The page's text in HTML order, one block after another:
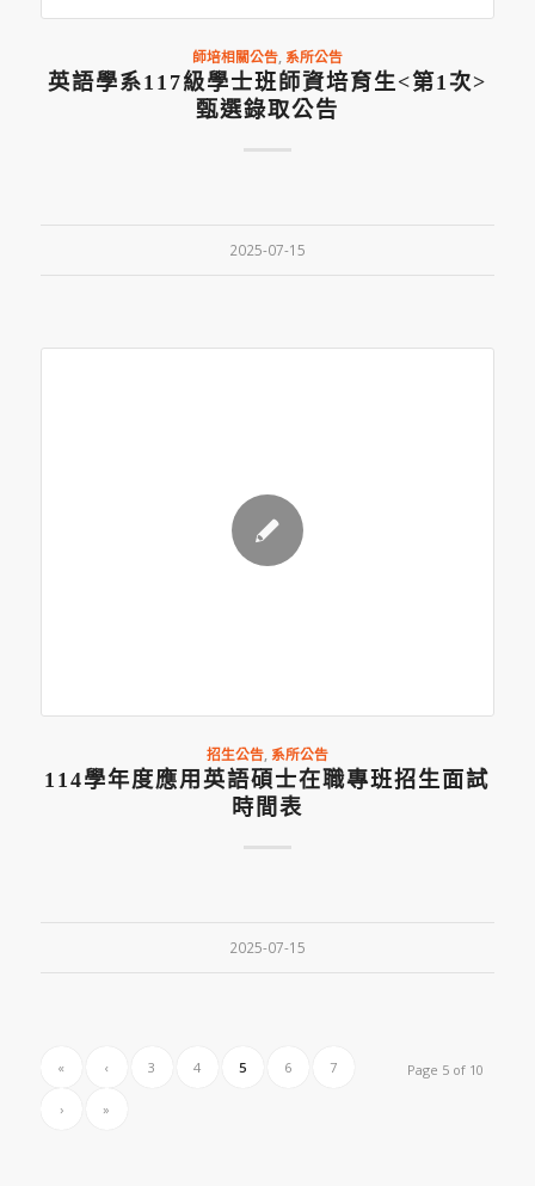
師培相關公告,系所公告
英語學系117級學士班師資培育生<第1次>
甄選錄取公告
2025-07-15
招生公告, 系所公告
114學年度應用英語碩士在職專班招生面試
時間表
2025-07-15
Page 5 of 10
« ‹ 3 4 5 6 7
› »